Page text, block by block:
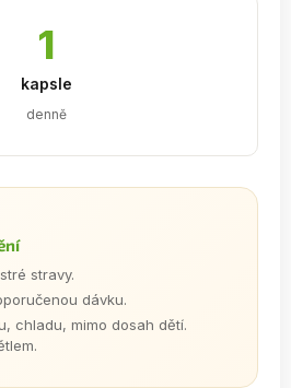
1
kapsle
denně
stravy.
dávku.
chladu, mimo dosah dětí.